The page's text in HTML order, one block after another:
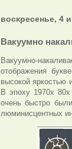
воскресенье, 4
Вакуумно
Вакуумно-
отображения
высокой яркостью
В эпоху 1970х
очень быстро
люминисцентных